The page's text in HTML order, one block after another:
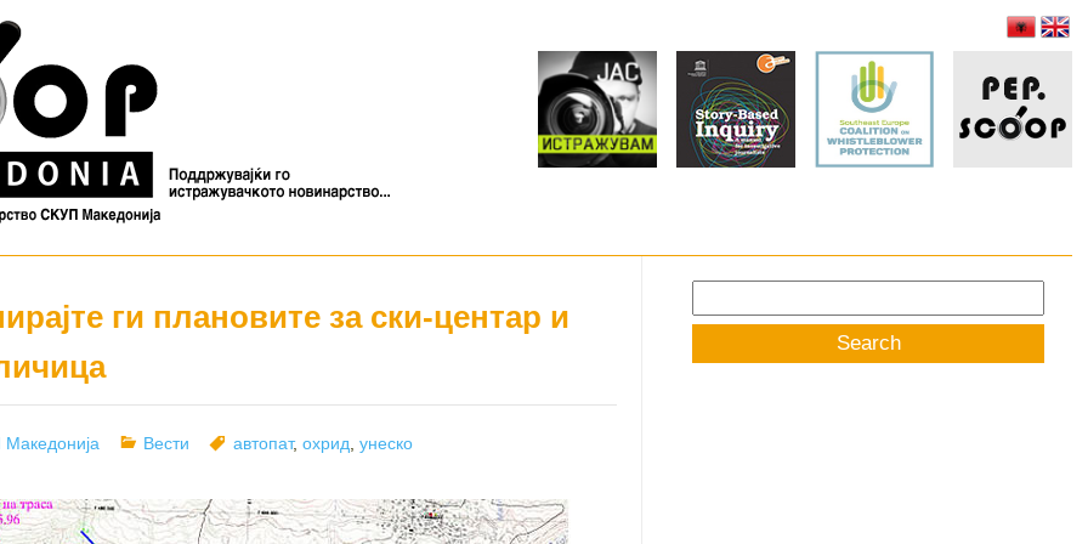
ги плановите за ски-центар и
Categories
Вести Tags
автопат,охрид ,унеско
for: